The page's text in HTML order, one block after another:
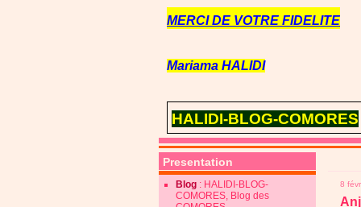
MERCI DE VOTRE FIDELITE
Mariama HALIDI
HALIDI-BLOG-COMORES
Presentation
Blog : HALIDI-BLOG-
COMORES, Blog des
8